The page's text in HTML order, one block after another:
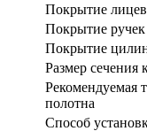
Покрытие
Покрытие ручек
Покрытие
Размер сечения
Рекомендуемая
полотна
Способ